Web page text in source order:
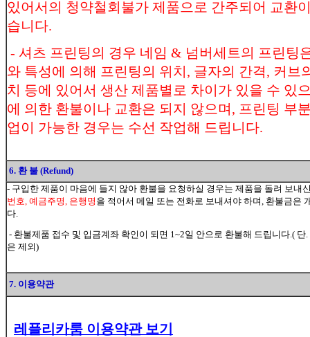
있어서의 청약철회불가 제품으로 간주되어 교환
습니다.
- 셔츠 프린팅의 경우 네임 & 넘버세트의 프린팅
와 특성에 의해 프린팅의 위치, 글자의 간격, 커브
치 등에 있어서 생산 제품별로 차이가 있을 수 있
에 의한 환불이나 교환은 되지 않으며, 프린팅 부
업이 가능한 경우는 수선 작업해 드립니다.
6. 환 불 (Refund)
- 구입한 제품이 마음에 들지 않아 환불을 요청하실 경우는 제품을 돌려 보내
번호, 예금주명, 은행명 을 적어서 메일 또는 전화로 보내셔야 하며, 환불금은
다.
- 환불제품 접수 및 입금계좌 확인이 되면 1~2일 안으로 환불해 드립니다.( 단
은 제외)
7. 이용약관
레플리카룸 이용약관 보기